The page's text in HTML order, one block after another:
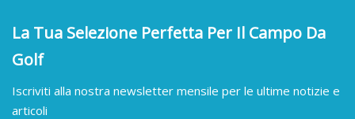
La Tua Selezione Perfetta Per Il Campo Da
Golf
Iscriviti alla nostra newsletter mensile per le ultime notizie e
articoli